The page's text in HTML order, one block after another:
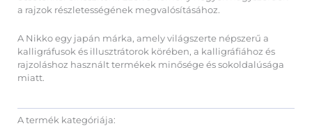
a rajzok részletességének megvalósításához.
A Nikko egy japán márka, amely világszerte népszerű a
kalligráfusok és illusztrátorok körében, a kalligráfiához és
rajzoláshoz használt termékek minősége és sokoldalúsága
miatt.
A termék kategóriája: